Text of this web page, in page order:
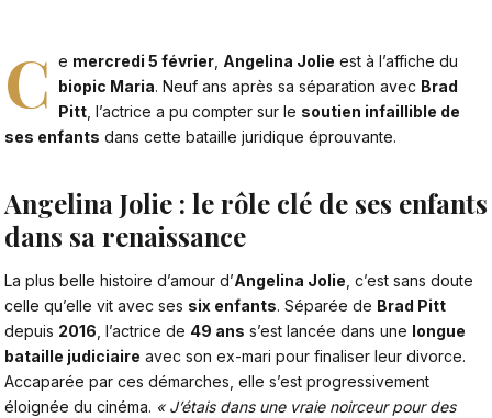
C e mercredi 5 février, Angelina Jolie est à l’affiche du
biopic Maria. Neuf ans après sa séparation avec Brad
Pitt, l’actrice a pu compter sur le soutien infaillible de
ses enfants dans cette bataille juridique éprouvante.
Angelina Jolie : le rôle clé de ses enfants
dans sa renaissance
La plus belle histoire d’amour d’Angelina Jolie , c’est sans doute
celle qu’elle vit avec ses six enfants. Séparée de Brad Pitt
depuis 2016 , l’actrice de 49 ans s’est lancée dans une longue
bataille judiciaire avec son ex-mari pour finaliser leur divorce.
Accaparée par ces démarches, elle s’est progressivement
éloignée du cinéma. « J’étais dans une vraie noirceur pour des